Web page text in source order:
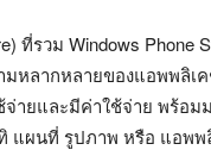
ที่รวม Windows Phone
หลากหลายของแอพพลิเ
จ่ายและมีค่าใช้จ่าย พร้อ
แผนที่ รูปภาพ หรือ แอพ